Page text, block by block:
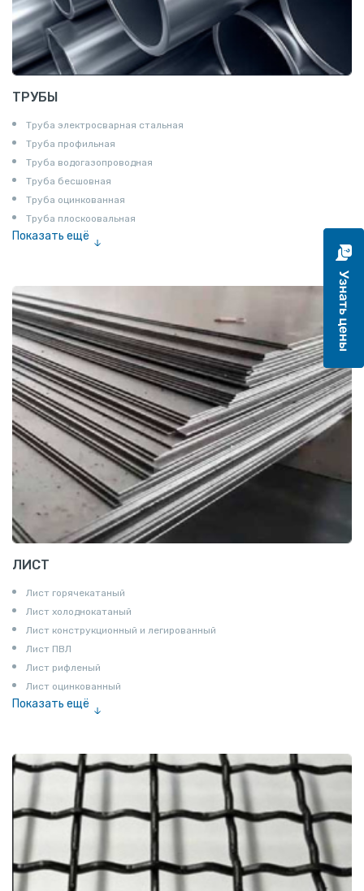
ТРУБЫ
Труба электросварная стальная
Труба профильная
Труба водогазопроводная
Труба бесшовная
Труба оцинкованная
Труба плоскоовальная
Показать ещё
ЛИСТ
Лист горячекатаный
Лист холоднокатаный
Лист конструкционный и легированный
Лист ПВЛ
Лист рифленый
Лист оцинкованный
Показать ещё